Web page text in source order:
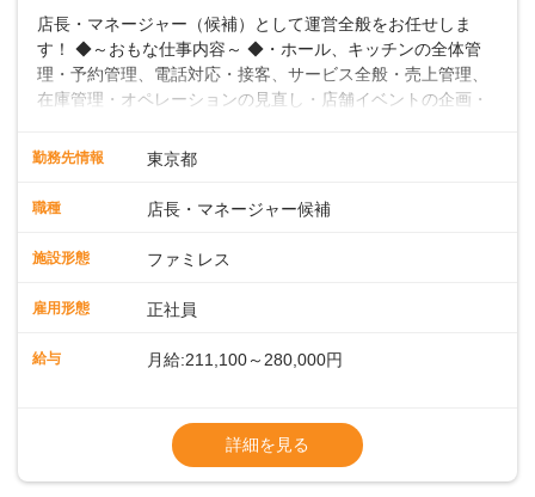
店長・マネージャー（候補）として運営全般をお任せしま
す！ ◆～おもな仕事内容～ ◆・ホール、キッチンの全体管
理・予約管理、電話対応・接客、サービス全般・売上管理、
在庫管理・オペレーションの見直し・店舗イベントの企画・
入社後はスキルに合わせた業務からお任せしますので、徐々
向上を目指すDX推進～ ◆すかいらーくのレストランでは、
スタッフの働きやすさをサポートしています。配膳ロボット
や歩行数が約40%も削減されました！また、配膳ロボットに
なDX（デジタルトランスフォーメーション）の取り組みを進
います。私たちは、多様な働き方を提供し、ライフステージ
に合わせた柔軟な勤務時間や働きやすい環境を整えていま
勤務先情報 東京都
職種 店長・マネージャー候補
施設形態 ファミレス
雇用形態 正社員
給与 月給:211,100～280,000円
※残業代全額支給
※経験に応じて応相談①ナショナル社員：月
給245,800円～②エリア社員 ：月給
詳細を見る